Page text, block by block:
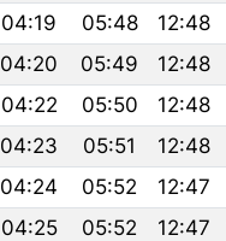
04:19 05:48 12:48
04:20 05:49 12:48
04:22 05:50 12:48
04:23 05:51 12:48
04:24 05:52 12:47
04:25 05:52 12:47